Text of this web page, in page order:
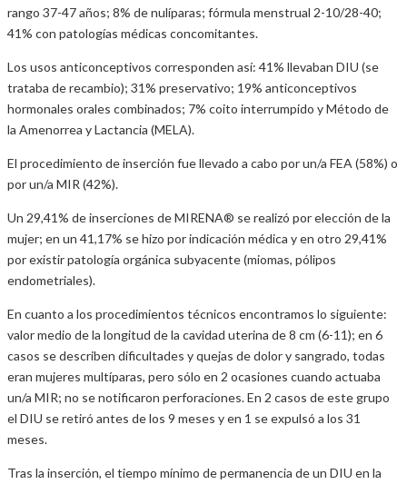
rango 37-47 años; 8% de nulíparas; fórmula menstrual 2-10/28-40;
41% con patologías médicas concomitantes.
Los usos anticonceptivos corresponden así: 41% llevaban DIU (se
trataba de recambio); 31% preservativo; 19% anticonceptivos
hormonales orales combinados; 7% coito interrumpido y Método de
la Amenorrea y Lactancia (MELA).
El procedimiento de inserción fue llevado a cabo por un/a FEA (58%) o
por un/a MIR (42%).
Un 29,41% de inserciones de MIRENA® se realizó por elección de la
mujer; en un 41,17% se hizo por indicación médica y en otro 29,41%
por existir patología orgánica subyacente (miomas, pólipos
endometriales).
En cuanto a los procedimientos técnicos encontramos lo siguiente:
valor medio de la longitud de la cavidad uterina de 8 cm (6-11); en 6
casos se describen dificultades y quejas de dolor y sangrado, todas
eran mujeres multíparas, pero sólo en 2 ocasiones cuando actuaba
un/a MIR; no se notificaron perforaciones. En 2 casos de este grupo
el DIU se retiró antes de los 9 meses y en 1 se expulsó a los 31
meses.
Tras la inserción, el tiempo mínimo de permanencia de un DIU en la